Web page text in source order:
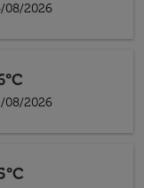
08/2026
08/2026